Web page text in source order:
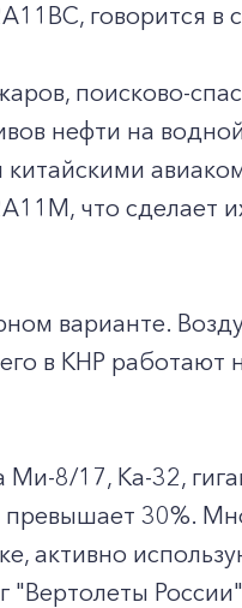
говорится в
поисково-
нефти на
что сделает
варианте.
в КНР работают
Ми-8/17, Ка-32,
превышает 30%.
активно
"Вертолеты